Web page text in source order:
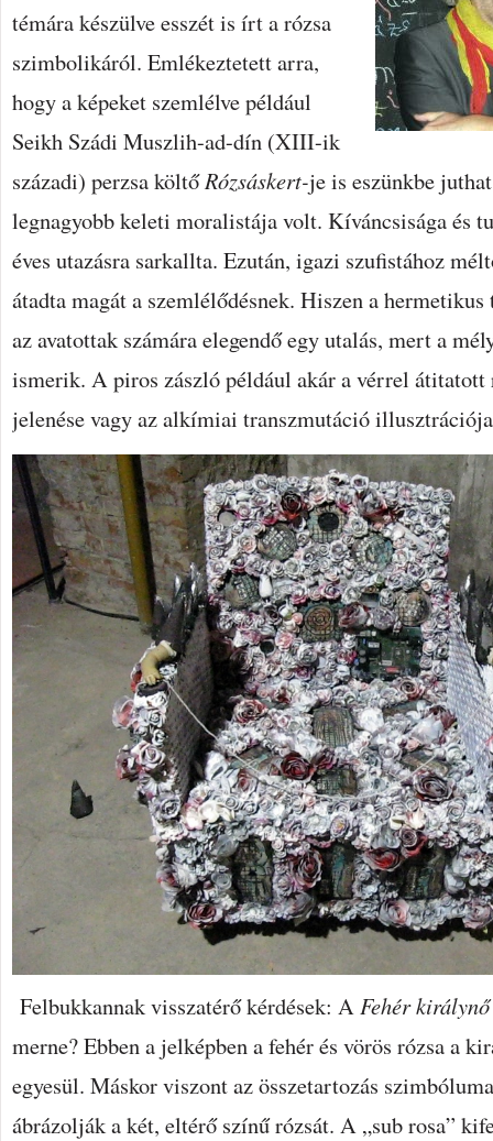
témára készülve esszét is írt a rózsa
szimbolikáról. Emlékeztetett arra,
hogy a képeket szemlélve például
Seikh Szádi Muszlih-ad-dín (XIII-ik
századi) perzsa költőRózsáskert-je is eszünkbe
legnagyobb keleti moralistája volt. Kíváncsisága és
éves utazásra sarkallta. Ezután, igazi szufistához
átadta magát a szemlélődésnek. Hiszen a
az avatottak számára elegendő egy utalás, mert a
ismerik. A piros zászló például akár a vérrel átitatott
jelenése vagy az alkímiai transzmutáció
Felbukkannak visszatérő kérdések: A Fehér királynő
merne? Ebben a jelképben a fehér és vörös rózsa a
egyesül. Máskor viszont az összetartozás
ábrázolják a két, eltérő színű rózsát. A „sub rosa”